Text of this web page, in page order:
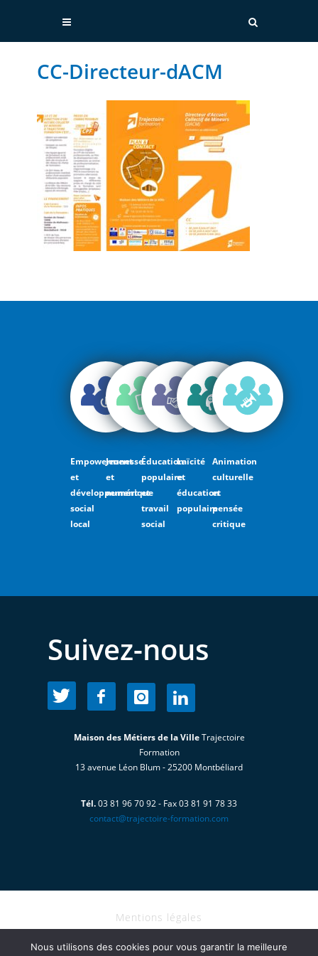
CC-Directeur-dACM
Empowerment
et
développement
social
local
Jeunesse
et
numérique
Éducation
populaire
et
travail
social
Laïcité
et
éducation
populaire
Animation
culturelle
et
pensée
critique
Suivez-nous
Maison des Métiers de la VilleTrajectoire
Formation
13 avenue Léon Blum - 25200 Montbéliard
Tél.03 81 96 70 92 - Fax 03 81 91 78 33
contact@trajectoire-formation.com
Mentions légales
FORMATION tous droits réservés I
Nous utilisons des cookies pour vous garantir la meilleure